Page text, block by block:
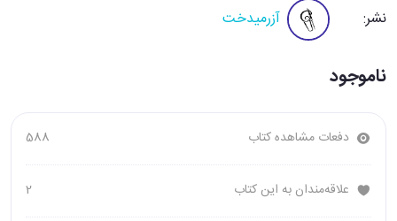
نشر: آزرمیدخت
ناموجود
دفعات مشاهده کتاب 588
علاقه‌مندان به این کتاب 2